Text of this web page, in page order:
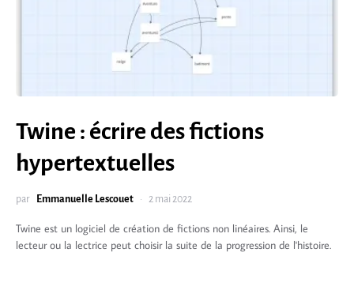
Twine : écrire des fictions
hypertextuelles
par Emmanuelle Lescouet 2 mai 2022
Twine est un logiciel de création de fictions non linéaires. Ainsi, le
lecteur ou la lectrice peut choisir la suite de la progression de l'histoire.